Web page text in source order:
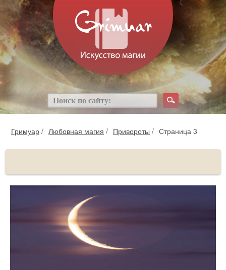
Гримуар / Любовная магия / Привороты / Страница 3